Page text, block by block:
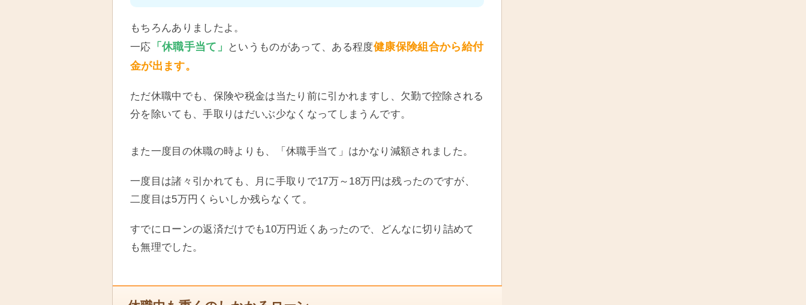
もちろんありましたよ。
一応 「休職手当て」 というものがあって、ある程度健康保険組合から給付
金が出ます。
ただ休職中でも、保険や税金は当たり前に引かれますし、欠勤で控除される
分を除いても、手取りはだいぶ少なくなってしまうんです。
また一度目の休職の時よりも、「休職手当て」はかなり減額されました。
一度目は諸々引かれても、月に手取りで17万～18万円は残ったのですが、
二度目は5万円くらいしか残らなくて。
すでにローンの返済だけでも10万円近くあったので、どんなに切り詰めて
も無理でした。